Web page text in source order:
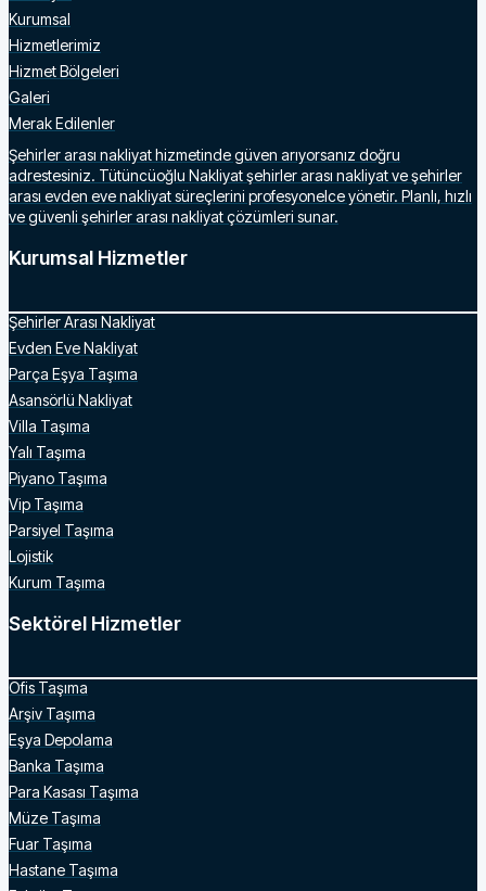
Kurumsal
Hizmetlerimiz
Hizmet Bölgeleri
Galeri
Merak Edilenler
Şehirler arası nakliyat hizmetinde güven arıyorsanız doğru
adrestesiniz. Tütüncüoğlu Nakliyat şehirler arası nakliyat ve şehirler
arası evden eve nakliyat süreçlerini profesyonelce yönetir. Planlı, hızlı
ve güvenli şehirler arası nakliyat çözümleri sunar.
Kurumsal Hizmetler
Şehirler Arası Nakliyat
Evden Eve Nakliyat
Parça Eşya Taşıma
Asansörlü Nakliyat
Villa Taşıma
Yalı Taşıma
Piyano Taşıma
Vip Taşıma
Parsiyel Taşıma
Lojistik
Kurum Taşıma
Sektörel Hizmetler
Ofis Taşıma
Arşiv Taşıma
Eşya Depolama
Banka Taşıma
Para Kasası Taşıma
Müze Taşıma
Fuar Taşıma
Hastane Taşıma